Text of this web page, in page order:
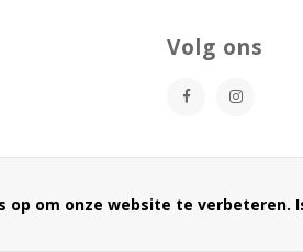
Volg ons
op om onze website te verbeteren.